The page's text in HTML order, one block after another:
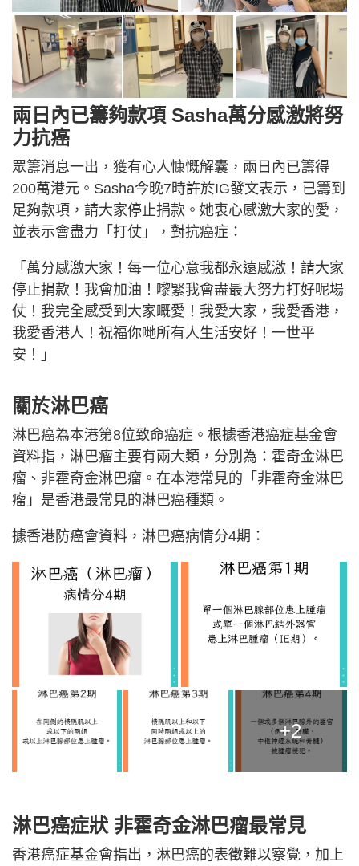
兩日內已籌夠款項 Sasha萬分感激將努
力抗癌
眾籌消息一出，獲有心人慷慨解囊，兩日內已籌得
200萬港元。Sasha今晚7時許於IG發文表示，已籌到
足夠款項，請大家停止捐款。她衷心感激大家的愛，
並表示會盡力「打仗」，對抗癌症：
「萬分感激大家！每一位心意我都永遠感激！請大家
停止捐款！我會加油！嚟緊我會盡最大努力打好呢場
仗！我完全感受到大家嘅愛！我愛大家，我愛香港，
我愛香港人！祝福你哋所有人生活安好！一世平
安！」
關於淋巴癌
淋巴癌為本港第8位致命癌症。根據香港癌症基金會
資料指，淋巴瘤主要有兩大類，分別為：霍奇金淋巴
瘤、非霍奇金淋巴瘤。在本港常見的「非霍奇金淋巴
瘤」是香港最常見的淋巴癌種類。
據香港防癌會資料，淋巴癌病情分4期：
+2
淋巴癌症狀 非霍奇金淋巴瘤最常見
香港癌症基金會指出，淋巴癌的表徵難以察覺，加上